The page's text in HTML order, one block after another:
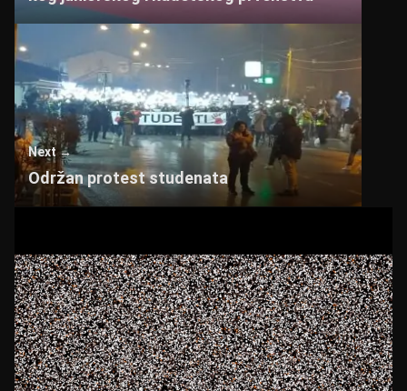
Next →
Održan protest studenata